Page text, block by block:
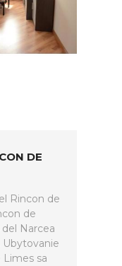
DE
Rincon de
de
Narcea
Ubytovanie
sa